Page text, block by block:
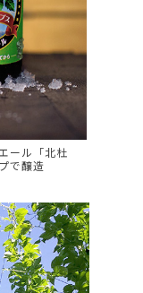
ール「北杜
で醸造